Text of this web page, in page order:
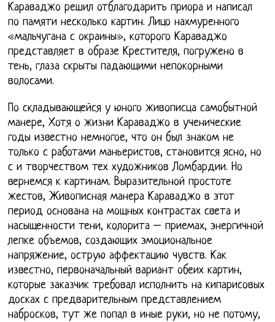
Караваджо решил отблагодарить приора и написал
по памяти несколько картин. Лицо нахмуренного
«мальчугана с окраины», которого Караваджо
представляет в образе Крестителя, погружено в
тень, глаза скрыты падающими непокорными
волосами.
По складывающейся у юного живописца самобытной
манере, Хотя о жизни Караваджо в ученические
годы известно немногое, что он был знаком не
только с работами маньеристов, становится ясно, но
с и творчеством тех художников Ломбардии. Но
вернемся к картинам. Выразительной простоте
жестов, Живописная манера Караваджо в этот
период основана на мощных контрастах света и
насыщенности тени, колорита – приемах, энергичной
лепке объемов, создающих эмоциональное
напряжение, острую аффектацию чувств. Как
известно, первоначальный вариант обеих картин,
которые заказчик требовал исполнить на кипарисовых
досках с предварительным представлением
набросков, тут же попал в иные руки, но не потому,